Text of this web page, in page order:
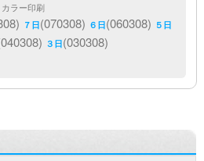
ラー印刷
７日(070308) ６日(060308) ５日
３日(030308)